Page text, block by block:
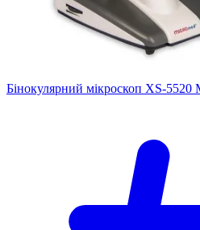
Бінокулярний мікроскоп XS-